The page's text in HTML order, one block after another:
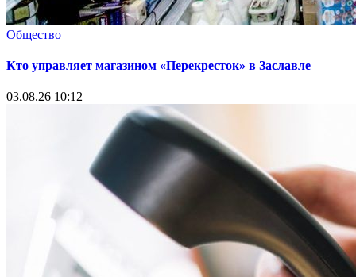
Общество
Кто управляет магазином «Перекресток» в Заславле
03.08.26 10:12